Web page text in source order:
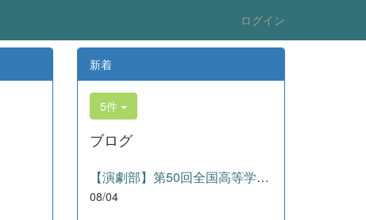
ログイン
新着
5件
ブログ
【演劇部】第50回全国高等学校総合文化祭にて受賞!
08/04